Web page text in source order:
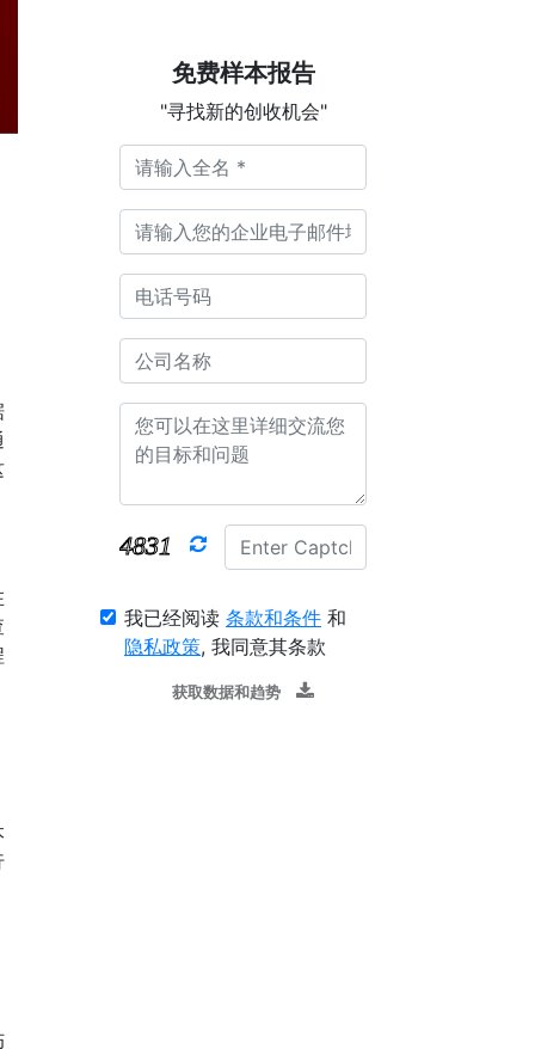
免费样本报告
"寻找新的创收机会"
我已经阅读 条款和条件 和
隐私政策, 我同意其条款
获取数据和趋势